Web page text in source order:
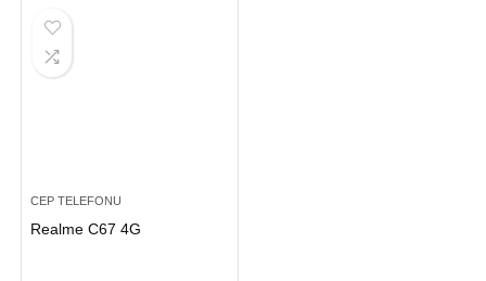
CEP TELEFONU
Realme C67 4G